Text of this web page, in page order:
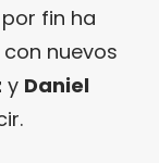
fin ha
nuevos
y Daniel